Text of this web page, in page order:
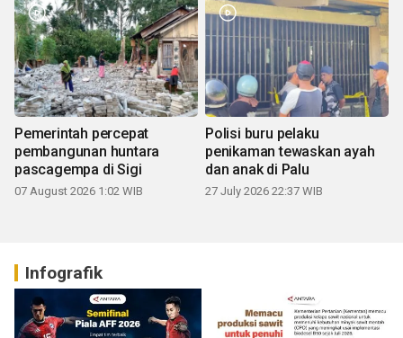
Pemerintah percepat
pembangunan huntara
pascagempa di Sigi
07 August 2026 1:02 WIB
Polisi buru pelaku
penikaman tewaskan ayah
dan anak di Palu
27 July 2026 22:37 WIB
Infografik